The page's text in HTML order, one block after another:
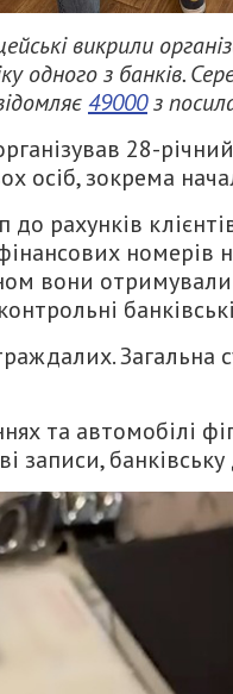
викрили
одного з банків.
49000з
28-
осіб, зокрема
рахунків
номерів
вони
та автомобілі
записи,